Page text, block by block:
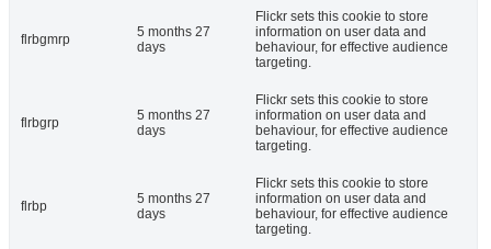
flrbgmrp
5 months 27
days
Flickr sets this cookie to store
information on user data and
behaviour, for effective audience
targeting.
flrbgrp
5 months 27
days
Flickr sets this cookie to store
information on user data and
behaviour, for effective audience
targeting.
flrbp
5 months 27
days
Flickr sets this cookie to store
information on user data and
behaviour, for effective audience
targeting.